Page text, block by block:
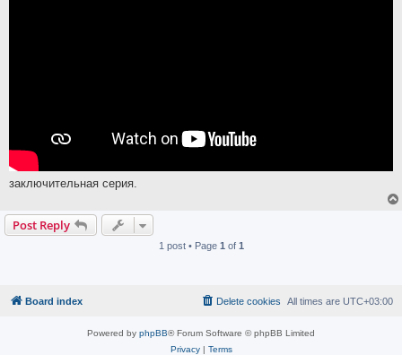
заключительная серия.
Post Reply
1 post • Page 1 of 1
Board index All times are UTC+03:00
Delete cookies
Powered by phpBB® Forum Software © phpBB Limited
Privacy| Terms